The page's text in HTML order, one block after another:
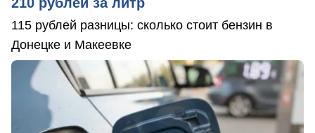
115 рублей разницы: сколько стоит бензин в
Донецке и Макеевке